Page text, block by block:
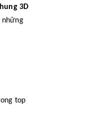
3D
những
top